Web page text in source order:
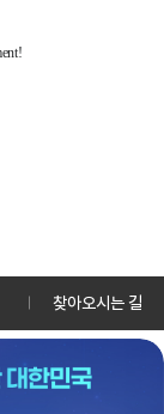
찾아오시는 길
송원 KTV